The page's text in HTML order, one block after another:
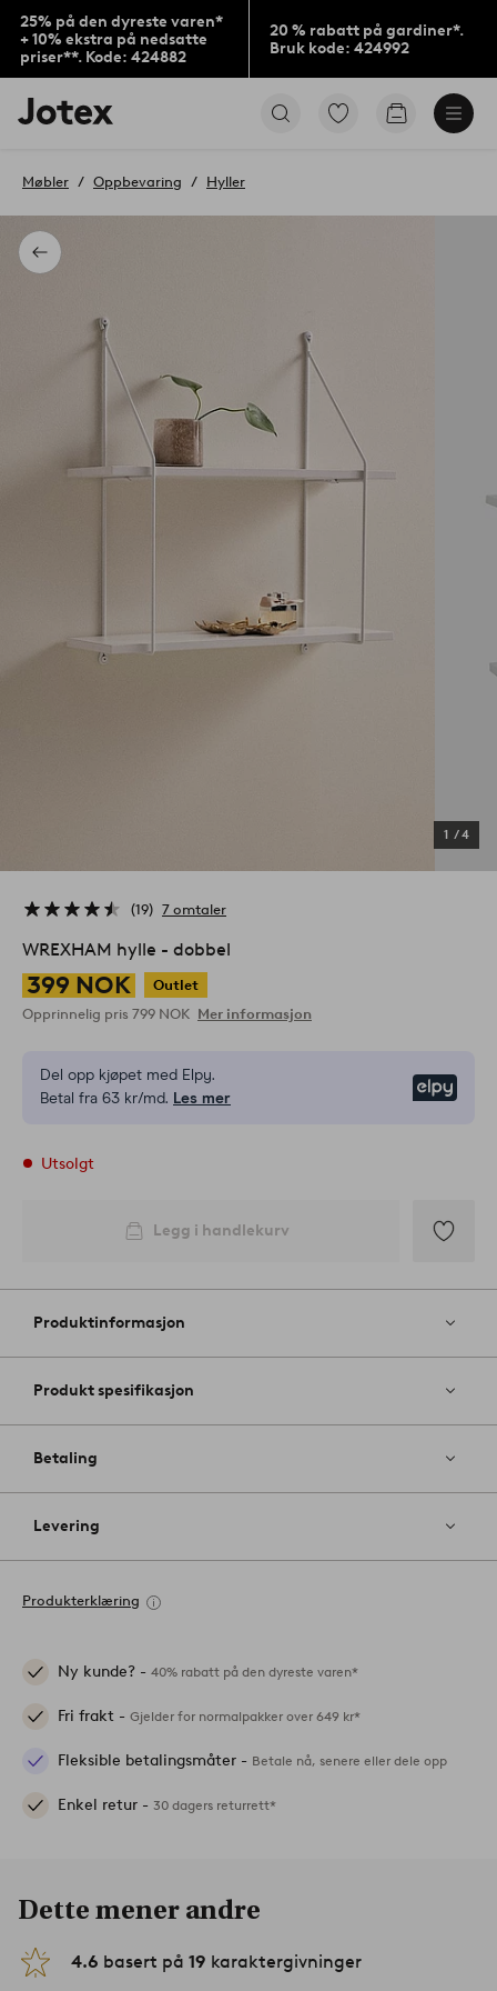
25% på den dyreste varen*
+ 10% ekstra på nedsatte
priser**. Kode: 424882
20 % rabatt på gardiner*.
Bruk kode: 424992
Jotex’
logo
til
Gå
Gå
Tilbake
Møbler Oppbevaring Hyller
1 /4
19 7 omtaler
WREXHAM hylle - dobbel
399 NOK
Outlet
Opprinnelig pris 799 NOK Mer informasjon
Del opp kjøpet med Elpy.
Betal fra 63 kr/md. Les mer
Utsolgt
Legg i handlekurv
til
Produktinformasjon
Produkt spesifikasjon
Betaling
Levering
Produkterklæring
Ny kunde? - 40% rabatt på den dyreste varen*
Fri frakt - Gjelder for normalpakker over 649 kr*
Fleksible betalingsmåter - Betale nå, senere eller dele opp
Enkel retur - 30 dagers returrett*
Dette mener andre
4.6 basert på 19 karaktergivninger